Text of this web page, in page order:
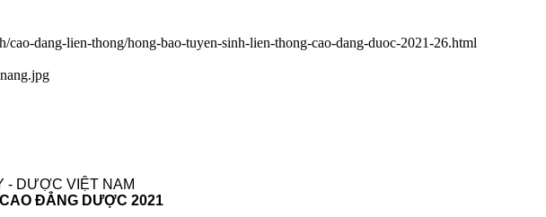
dang-lien-thong/hong-bao-tuyen-sinh-lien-thong-cao-dang-duoc-2021-26.html
- DƯỢC VIỆT NAM
ĐẲNG DƯỢC 2021